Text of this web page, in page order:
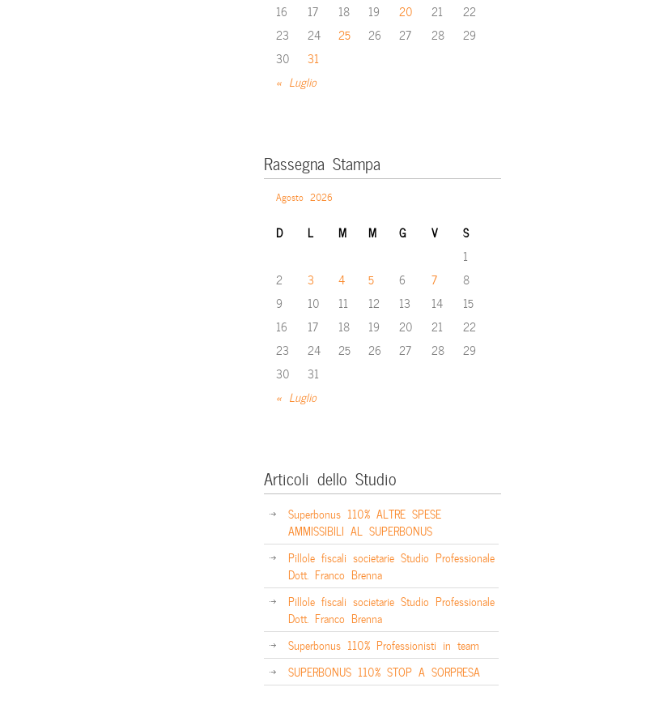
« Luglio
16
17 18 19 20 21
22
23
24 25 26 27 28
29
30
31
Rassegna Stampa
Agosto 2026
D L M M G V S
« Luglio
1
2
3 4 5 6 7
8
9
10 11 12 13 14
15
16
17 18 19 20 21
22
23
24 25 26 27 28
29
30
31
Articoli dello Studio
Superbonus 110% ALTRE SPESE
AMMISSIBILI AL SUPERBONUS
Pillole fiscali societarie Studio Professionale
Dott. Franco Brenna
Pillole fiscali societarie Studio Professionale
Dott. Franco Brenna
Superbonus 110% Professionisti in team
SUPERBONUS 110% STOP A SORPRESA